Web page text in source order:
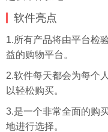
软件亮点
1.所有产品将由平台检
益的购物平台。
2.软件每天都会为每个
以轻松购买。
3.是一个非常全面的购
地进行选择。